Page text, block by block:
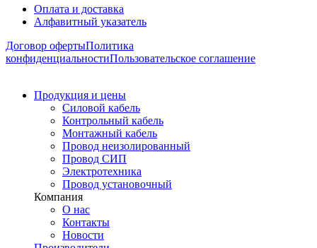
Оплата и доставка
Алфавитный указатель
Договор офертыПолитика
конфиденциальностиПользовательское соглашение
Продукция и цены
Силовой кабель
Контрольный кабель
Монтажный кабель
Провод неизолированный
Провод СИП
Электротехника
Провод установочный
Компания
О нас
Контакты
Новости